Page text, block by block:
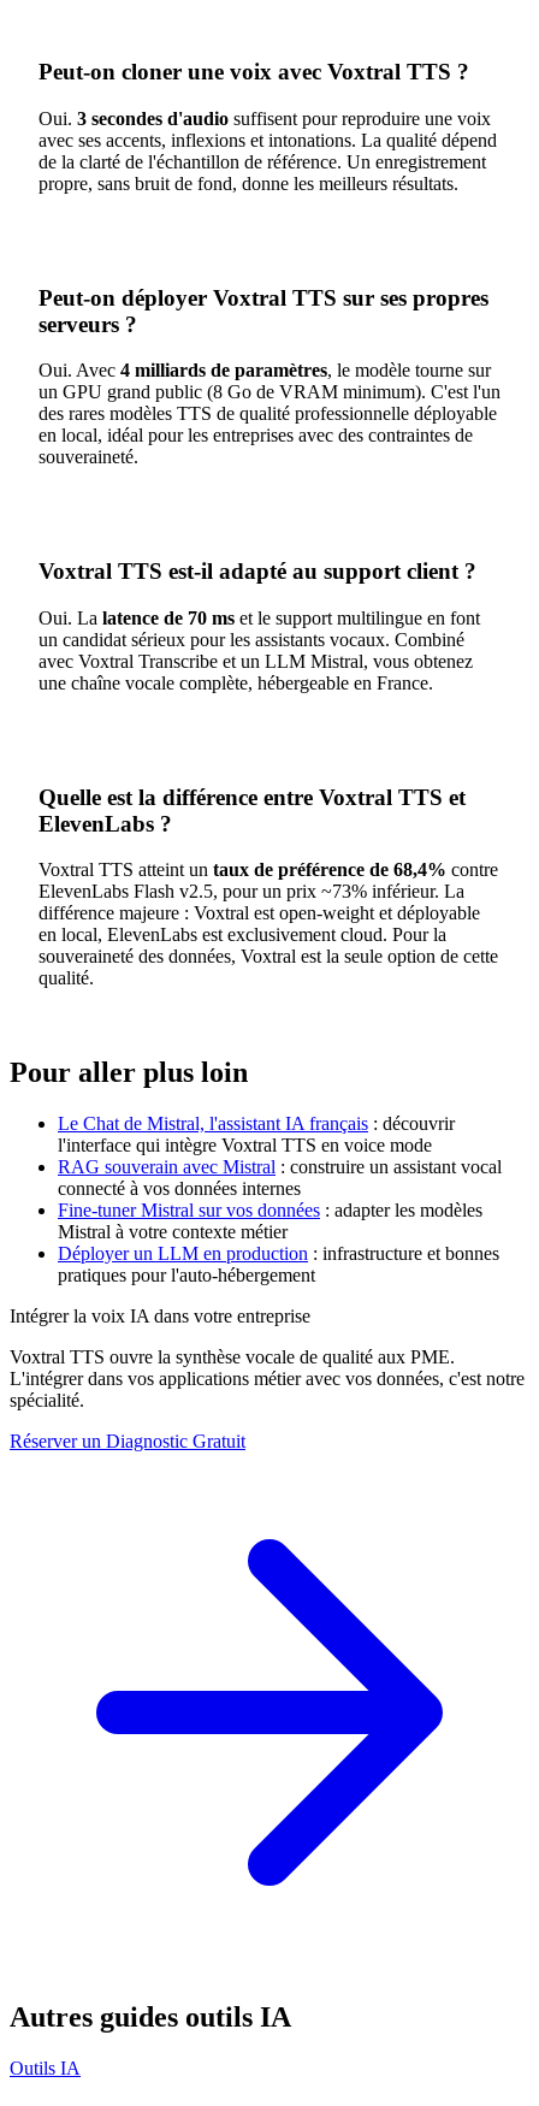
Peut-on cloner une voix avec Voxtral TTS ?
Oui. 3 secondes d'audio suffisent pour reproduire une voix
avec ses accents, inflexions et intonations. La qualité dépend
de la clarté de l'échantillon de référence. Un enregistrement
propre, sans bruit de fond, donne les meilleurs résultats.
Peut-on déployer Voxtral TTS sur ses propres
serveurs ?
Oui. Avec 4 milliards de paramètres, le modèle tourne sur
un GPU grand public (8 Go de VRAM minimum). C'est l'un
des rares modèles TTS de qualité professionnelle déployable
en local, idéal pour les entreprises avec des contraintes de
souveraineté.
Voxtral TTS est-il adapté au support client ?
Oui. La latence de 70 ms et le support multilingue en font
un candidat sérieux pour les assistants vocaux. Combiné
avec Voxtral Transcribe et un LLM Mistral, vous obtenez
une chaîne vocale complète, hébergeable en France.
Quelle est la différence entre Voxtral TTS et
ElevenLabs ?
Voxtral TTS atteint un taux de préférence de 68,4% contre
ElevenLabs Flash v2.5, pour un prix ~73% inférieur. La
différence majeure : Voxtral est open-weight et déployable
en local, ElevenLabs est exclusivement cloud. Pour la
souveraineté des données, Voxtral est la seule option de cette
qualité.
Pour aller plus loin
Le Chat de Mistral, l'assistant IA français : découvrir
l'interface qui intègre Voxtral TTS en voice mode
RAG souverain avec Mistral : construire un assistant vocal
connecté à vos données internes
Fine-tuner Mistral sur vos données : adapter les modèles
Mistral à votre contexte métier
Déployer un LLM en production : infrastructure et bonnes
pratiques pour l'auto-hébergement
Intégrer la voix IA dans votre entreprise
Voxtral TTS ouvre la synthèse vocale de qualité aux PME.
L'intégrer dans vos applications métier avec vos données, c'est notre
spécialité.
Réserver un Diagnostic Gratuit
Autres guides outils IA
Outils IA